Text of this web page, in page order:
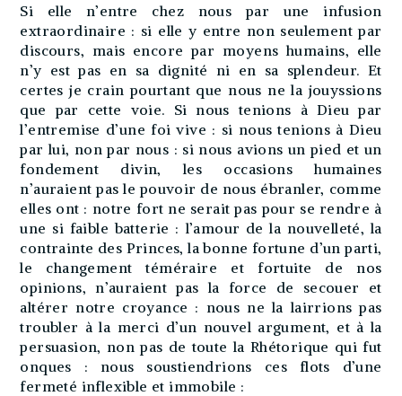
Si elle n’entre chez nous par une infusion
extraordinaire : si elle y entre non seulement par
discours, mais encore par moyens humains, elle
n’y est pas en sa dignité ni en sa splendeur. Et
certes je crain pourtant que nous ne la jouyssions
que par cette voie. Si nous tenions à Dieu par
l’entremise d’une foi vive : si nous tenions à Dieu
par lui, non par nous : si nous avions un pied et un
fondement divin, les occasions humaines
n’auraient pas le pouvoir de nous ébranler, comme
elles ont : notre fort ne serait pas pour se rendre à
une si faible batterie : l’amour de la nouvelleté, la
contrainte des Princes, la bonne fortune d’un parti,
le changement téméraire et fortuite de nos
opinions, n’auraient pas la force de secouer et
altérer notre croyance : nous ne la lairrions pas
troubler à la merci d’un nouvel argument, et à la
persuasion, non pas de toute la Rhétorique qui fut
onques : nous soustiendrions ces flots d’une
fermeté inflexible et immobile :